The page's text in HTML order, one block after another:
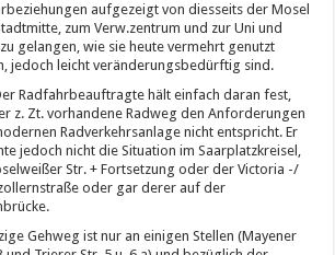
aufgezeigt von diesseits der Mosel
zum Verw.zentrum und zur Uni und
gelangen, wie sie heute vermehrt genutzt
jedoch leicht veränderungsbedürftig sind.
Radfahrbeauftragte hält einfach daran fest,
z. Zt. vorhandene Radweg den Anforderungen
Radverkehrsanlage nicht entspricht. Er
jedoch nicht die Situation im Saarplatzkreisel,
Str. + Fortsetzung oder der Victoria -/
oder gar derer auf der
Gehweg ist nur an einigen Stellen (Mayener